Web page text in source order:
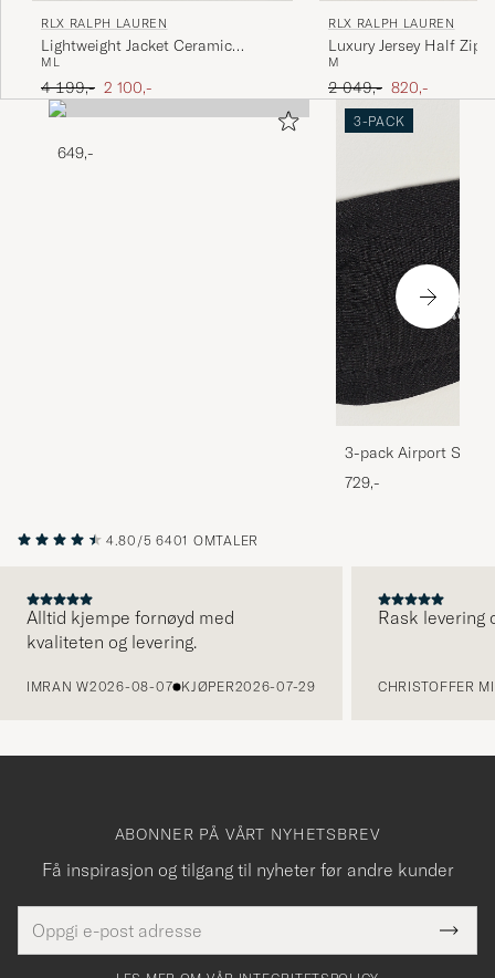
RLX RALPH LAUREN
Lightweight Jacket Ceramic
White/Refined Navy
M L
Ordinær pris
4 199,- Nedsatt pris
2 100,-
RLX RALPH LAUREN
Luxury Jersey Half Zip
White
M
Ordinær pris
2 049,- Nedsatt pris
820,-
649,-
3-PACK
3-pack Airport
Melange
729,-
4.80/5 6401 OMTALER
Alltid kjempe fornøyd med
kvaliteten og levering.
IMRAN W2026-08-07 KJØPER2026-07-29
Rask levering
CHRISTOFFER
ABONNER PÅ VÅRT NYHETSBREV
Få inspirasjon og tilgang til nyheter før andre kunder
postadresse
felt
Tack
för